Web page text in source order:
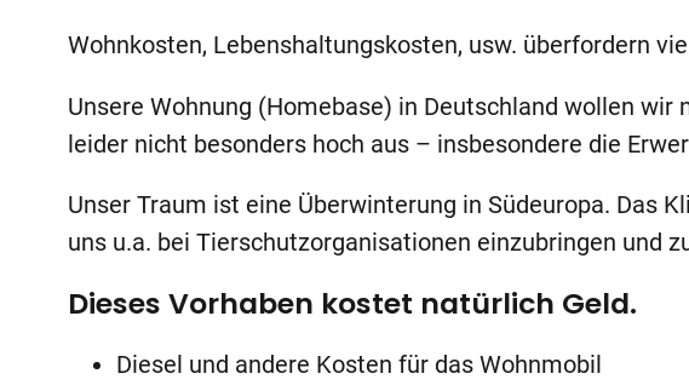
Wohnkosten, Lebenshaltungskosten, usw. überfordern
Unsere Wohnung (Homebase) in Deutschland wollen
leider nicht besonders hoch aus – insbesondere die
Unser Traum ist eine Überwinterung in Südeuropa. Das
uns u.a. bei Tierschutzorganisationen einzubringen und
Dieses Vorhaben kostet natürlich Geld.
Diesel und andere Kosten für das Wohnmobil